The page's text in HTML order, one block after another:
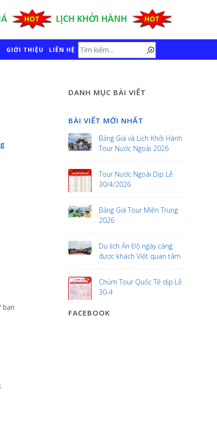
GIỚI THIỆU LIÊN HỆ
bạn
DANH MỤC BÀI VIẾT
BÀI VIẾT MỚI NHẤT
Bảng Giá và Lịch Khởi Hành
Tour Nước Ngoài 2026
Tour Nước Ngoài Dịp Lễ
30/4/2026
Bảng Giá Tour Miền Trung
2026
Du lịch Ấn Độ ngày càng
được khách Việt quan tâm
Chùm Tour Quốc Tế dịp Lễ
30-4
FACEBOOK